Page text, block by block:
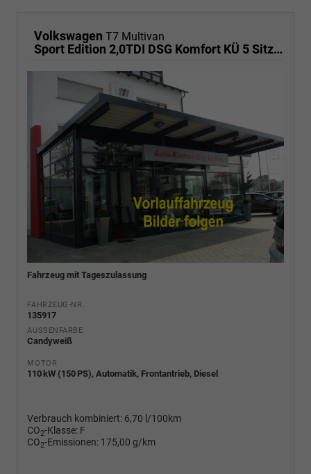
Volkswagen T7 Multivan
Sport Edition 2,0TDI DSG Komfort KÜ 5 Sitzer
Fahrzeug mit Tageszulassung
FAHRZEUG-NR.
135917
AUSSENFARBE
Candyweiß
MOTOR
110 kW (150 PS), Automatik, Frontantrieb, Diesel
Verbrauch kombiniert: 6,70 l/100km
CO2-Klasse: F
CO2-Emissionen: 175,00 g/km